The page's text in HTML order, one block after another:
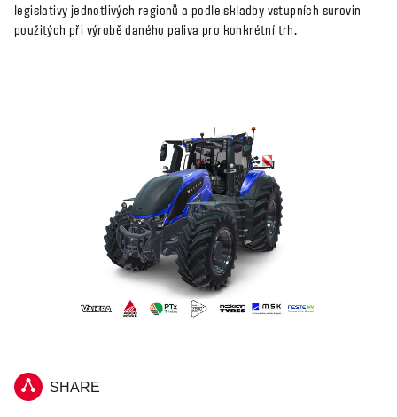
legislativy jednotlivých regionů a podle skladby vstupních surovin
použitých při výrobě daného paliva pro konkrétní trh.
SHARE